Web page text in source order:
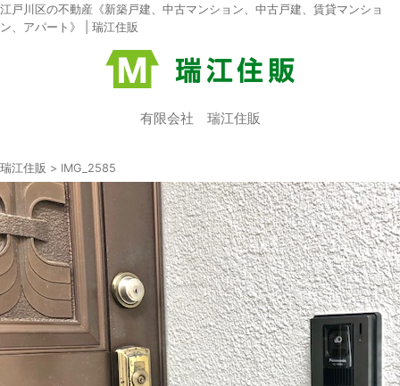
江戸川区の不動産《新築戸建、中古マンション、中古戸建、賃貸マンショ
ン、アパート》 | 瑞江住販
有限会社 瑞江住販
瑞江住販 > IMG_2585